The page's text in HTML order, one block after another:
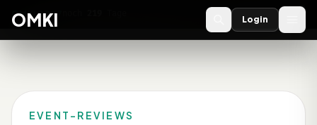
OMKI 2027
OMKI Login
EVENT-REVIEWS